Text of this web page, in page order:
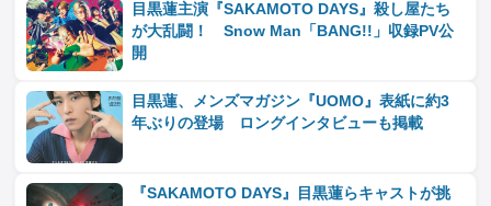
目黒蓮主演『SAKAMOTO DAYS』殺し屋たち
が大乱闘！ Snow Man「BANG!!」収録PV公
開
目黒蓮、メンズマガジン『UOMO』表紙に約3
年ぶりの登場 ロングインタビューも掲載
『SAKAMOTO DAYS』目黒蓮らキャストが挑